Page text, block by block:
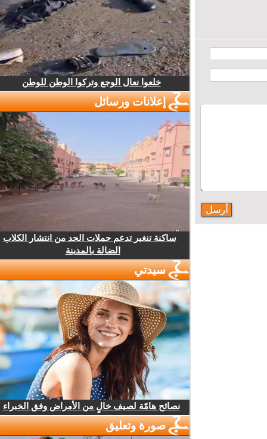
خلعوا نعال الوجع وتركوا الوطن للوطن
إعلانات ورسائل
ساكنة تنغير تدعم حملات الحد من انتشار الكلاب
الضالة بالمدينة
سيدتي
نصائح هامّة لصيف خالٍ من الأمراض وفق الخبراء
صورة وتعليق